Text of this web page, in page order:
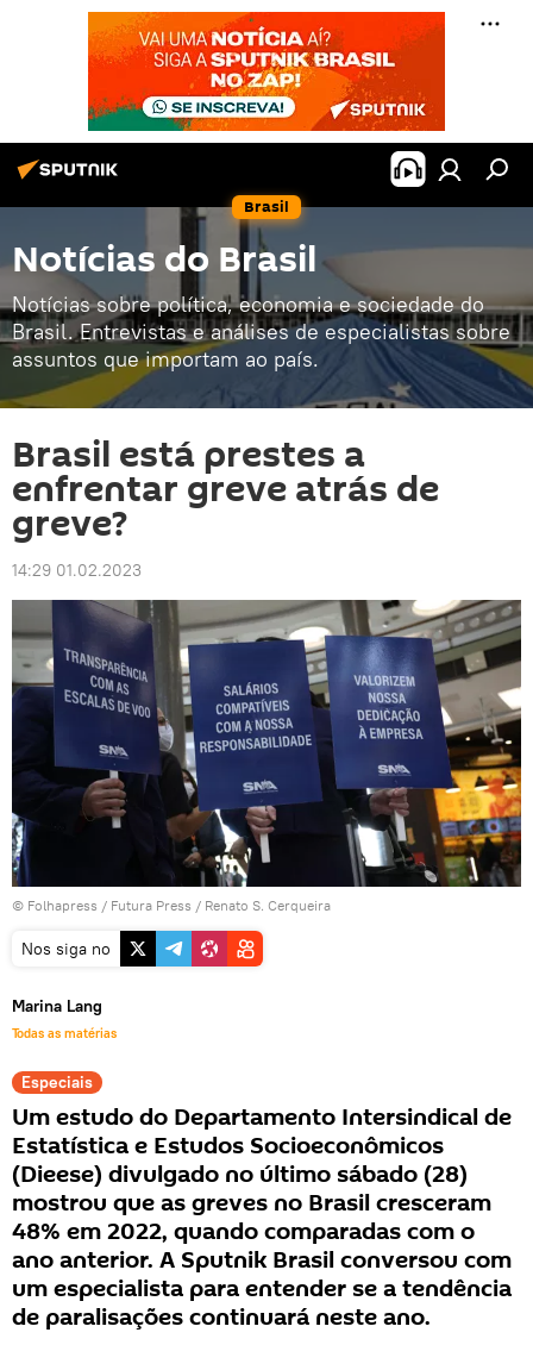
Brasil
Notícias do Brasil
Notícias sobre política, economia e sociedade do
Brasil. Entrevistas e análises de especialistas sobre
assuntos que importam ao país.
Brasil está prestes a
enfrentar greve atrás de
greve?
14:29 01.02.2023
© Folhapress / Futura Press / Renato S. Cerqueira
Nos siga no
Marina Lang
Todas as matérias
Especiais
Um estudo do Departamento Intersindical de
Estatística e Estudos Socioeconômicos
(Dieese) divulgado no último sábado (28)
mostrou que as greves no Brasil cresceram
48% em 2022, quando comparadas com o
ano anterior. A Sputnik Brasil conversou com
um especialista para entender se a tendência
de paralisações continuará neste ano.